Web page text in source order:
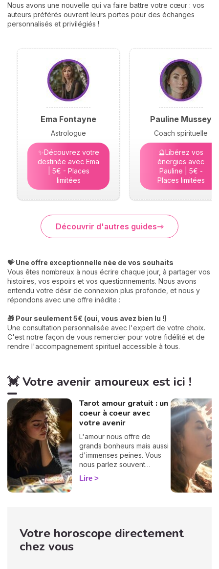
Nous avons une nouvelle qui va faire battre votre cœur : vos
auteurs préférés ouvrent leurs portes pour des échanges
personnalisés et privilégiés !
Ema Fontayne
Astrologue
✨Découvrez votre
destinée avec Ema
| 5€ - Places
limitées
Pauline Mussey
Coach spirituelle
🔮Libérez vos
énergies avec
Pauline | 5€ -
Places limitées
Découvrir d'autres guides
💝 Une offre exceptionnelle née de vos souhaits
Vous êtes nombreux à nous écrire chaque jour, à partager vos
histoires, vos espoirs et vos questionnements. Nous avons
entendu votre désir de connexion plus profonde, et nous y
répondons avec une offre inédite :
🎁 Pour seulement 5€ (oui, vous avez bien lu !)
Une consultation personnalisée avec l'expert de votre choix.
C'est notre façon de vous remercier pour votre fidélité et de
rendre l'accompagnement spirituel accessible à tous.
💓 Votre avenir amoureux est ici !
Tarot amour gratuit : un
coeur à coeur avec
votre avenir
L'amour nous offre de
grands bonheurs mais aussi
d'immenses peines. Vous
nous parlez souvent
d'amour dans vos
messages, vous nous
spéciale voyance amour.
Tirage de tarot amoureux,
Lire
Votre horoscope directement
chez vous